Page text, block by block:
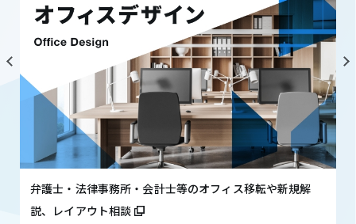
弁護士・法律事務所・会計士等のオフィス移転や新規解
説、レイアウト相談